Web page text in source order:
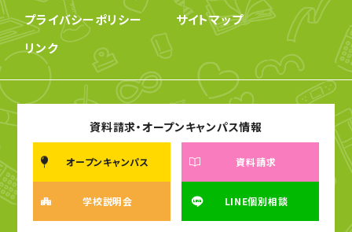
プライバシーポリシー
サイトマップ
リンク
資料請求・オープンキャンパス情報
オープンキャンパス 資料請求
学校説明会 LINE個別相談